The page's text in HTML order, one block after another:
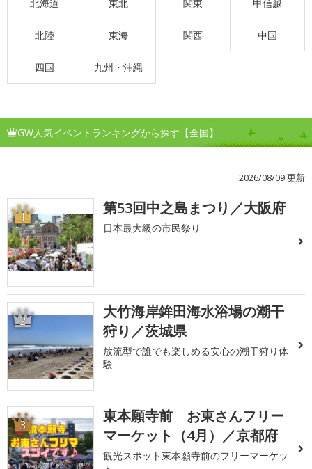
北海道 東北 関東 甲信越
北陸 東海 関西 中国
四国 九州・沖縄
GW人気イベントランキングから探す【全国】
2026/08/09 更新
1 第53回中之島まつり／大阪府
日本最大級の市民祭り
2
大竹海岸鉾田海水浴場の潮干
狩り／茨城県
放流型で誰でも楽しめる安心の潮干狩り体
験
3
東本願寺前 お東さんフリー
マーケット（4月）／京都府
観光スポット東本願寺前のフリーマーケッ